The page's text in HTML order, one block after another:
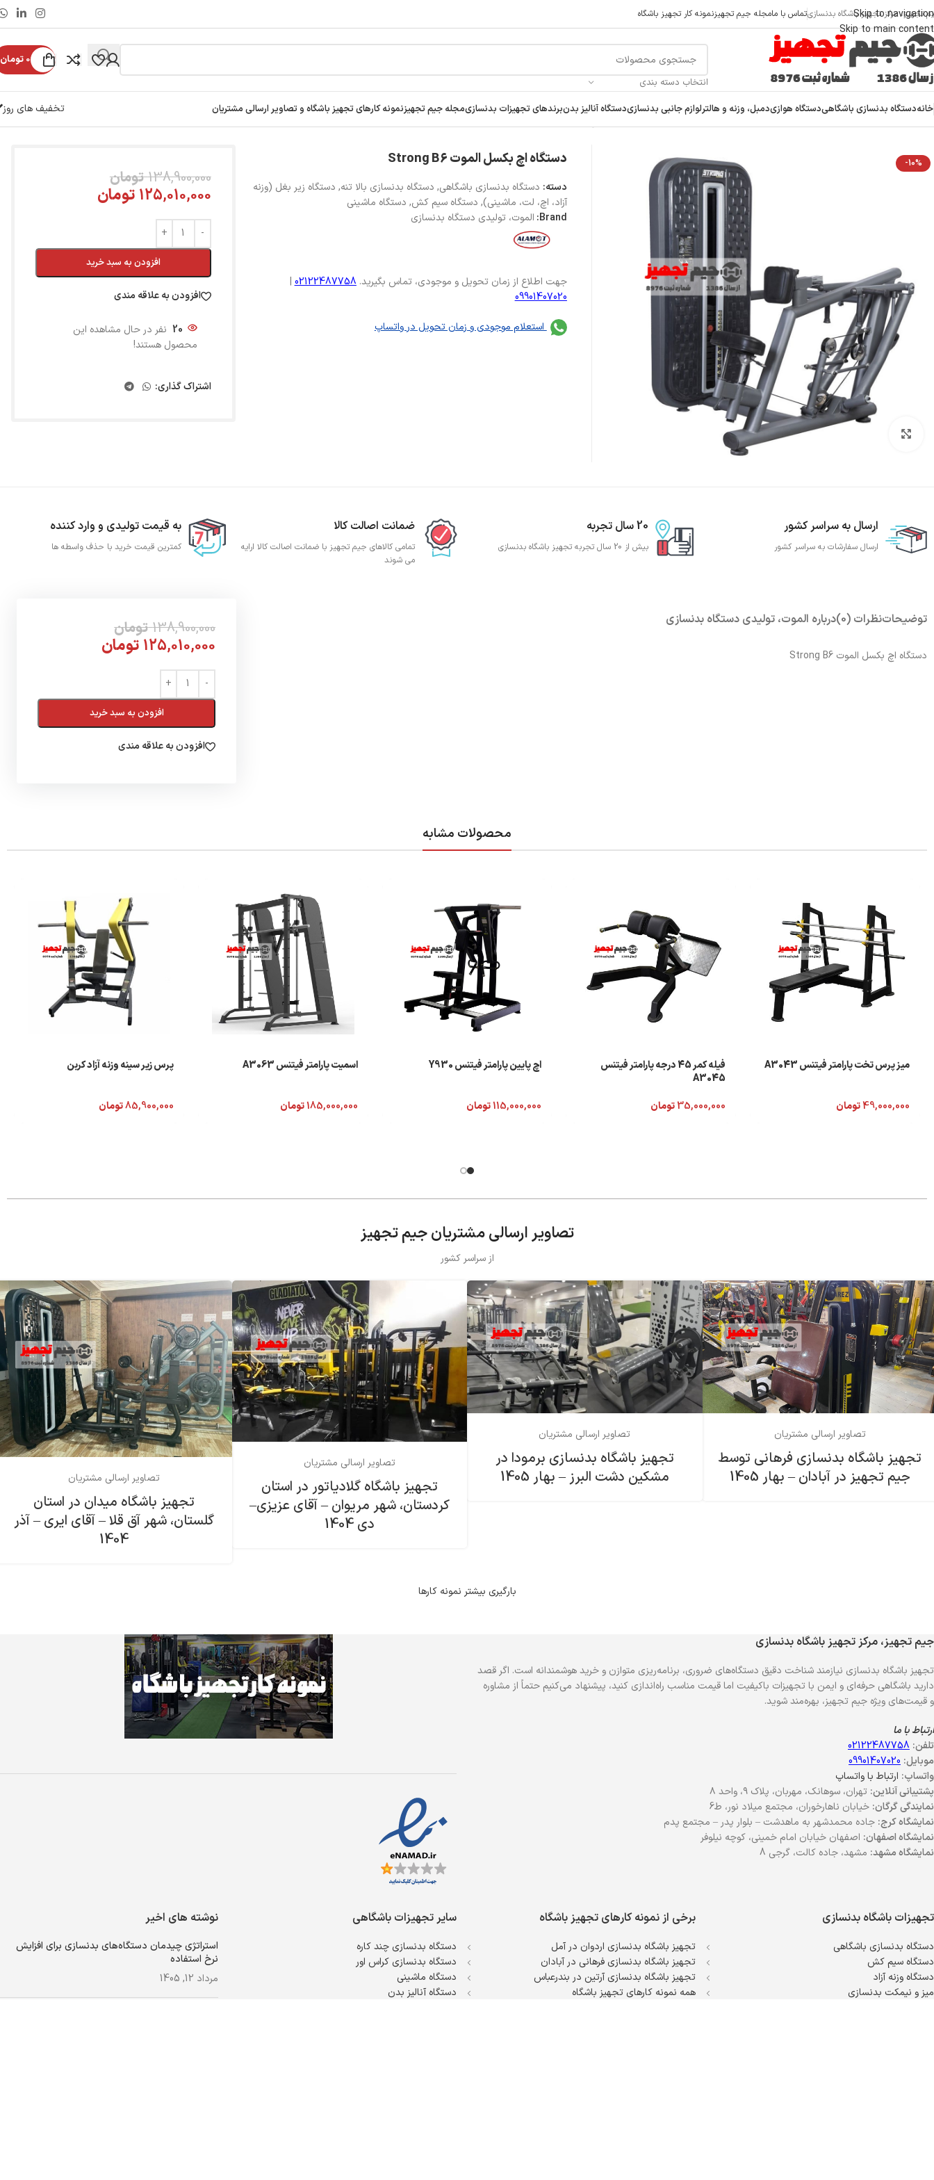
Skip to navigation
Skip to main content
تجهیز، مرکز تجهیز باشگاه بدنسازیتماس با مامجله جیم تجهیزنمونه کار تجهیز باشگاه
انتخاب دسته بندی
0 تومان
خانهدستگاه بدنسازی باشگاهیدستگاه هوازیدمبل، وزنه و هالترلوازم جانبی بدنسازیدستگاه آنالیز بدنبرندهای تجهیزات بدنسازیمجله جیم تجهیزنمونه کارهای تجهیز باشگاه و تصاویر ارسالی مشتریان
تخفیف های روز
-10% دستگاه اچ بکسل الموت Strong B6
دسته: دستگاه بدنسازی باشگاهی, دستگاه بدنسازی بالا تنه, دستگاه زیر بغل (وزنه
آزاد، اچ، لت، ماشینی), دستگاه سیم کش, دستگاه ماشینی
Brand: الموت، تولیدی دستگاه بدنسازی
جهت اطلاع از زمان تحویل و موجودی، تماس بگیرید.02122487758
|
09901407020
استعلام موجودی و زمان تحویل در واتساپ
138,900,000 تومان
125,010,000 تومان
افزودن به سبد خرید
افزودن به علاقه مندی
20 نفر در حال مشاهده این
محصول هستند!
اشتراک گذاری:
ارسال به سراسر کشور
ارسال سفارشات به سراسر کشور
20 سال تجربه
بیش از 20 سال تجربه تجهیز باشگاه بدنسازی
ضمانت اصالت کالا
تمامی کالاهای جیم تجهیز با ضمانت اصالت کالا ارایه
می شوند
به قیمت تولیدی و وارد کننده
کمترین قیمت خرید با حذف واسطه ها
توضیحاتنظرات (0) درباره الموت، تولیدی دستگاه بدنسازی
دستگاه اچ بکسل الموت Strong B6
138,900,000 تومان
125,010,000 تومان
افزودن به سبد خرید
افزودن به علاقه مندی
محصولات مشابه
میز پرس تخت پارامتر فیتنس A3043
49,000,000تومان
فیله کمر 45 درجه پارامتر فیتنس
A3045
35,000,000تومان
اچ پایین پارامتر فیتنس Y930
115,000,000تومان
اسمیت پارامتر فیتنس A3063
185,000,000تومان
پرس زیر سینه وزنه آزاد کربن
85,900,000تومان
تصاویر ارسالی مشتریان جیم تجهیز
از سراسر کشور
تصاویر ارسالی مشتریان
تجهیز باشگاه بدنسازی فرهاني توسط
جیم تجهیز در آبادان – بهار 1405
تصاویر ارسالی مشتریان
تجهیز باشگاه بدنسازی برمودا در
مشکین دشت البرز – بهار 1405
تصاویر ارسالی مشتریان
تجهیز باشگاه گلادیاتور در استان
کردستان، شهر مریوان – آقای عزیزی–
دی 1404
تصاویر ارسالی مشتریان
تجهیز باشگاه میدان در استان
گلستان، شهر آق قلا – آقای ایری – آذر
1404
بارگیری بیشتر نمونه کارها
جیم تجهیز، مرکز تجهیز باشگاه بدنسازی
تجهیز باشگاه بدنسازی نیازمند شناخت دقیق دستگاه‌های ضروری، برنامه‌ریزی متوازن و خرید هوشمندانه است. اگر قصد
دارید باشگاهی حرفه‌ای و ایمن با تجهیزات باکیفیت اما قیمت مناسب راه‌اندازی کنید، پیشنهاد می‌کنیم حتماً از مشاوره
و قیمت‌های ویژه جیم تجهیز، بهره‌مند شوید.
ارتباط با ما
تلفن: 02122487758
موبایل: 09901407020
واتساپ: ارتباط با واتساپ
پشتیبانی آنلاین: تهران، سوهانک، مهربان، پلاک ۹، واحد ۸
نمایندگی گرگان: خیابان ناهارخوران، مجتمع میلاد نور، ط6
نمایشگاه کرج: جاده محمدشهر به ماهدشت – بلوار پدر – مجتمع پدم
نمایشگاه اصفهان: اصفهان خیابان امام خمینی، کوچه نیلوفر
نمایشگاه مشهد: مشهد، جاده کالت، گرجی 8
تجهیزات باشگاه بدنسازی
دستگاه بدنسازی باشگاهی
دستگاه سیم کش
دستگاه وزنه آزاد
میز و نیمکت بدنسازی
برخی از نمونه کارهای تجهیز باشگاه
تجهیز باشگاه بدنسازی اردوان در آمل
تجهیز باشگاه بدنسازی فرهانی در آبادان
تجهیز باشگاه بدنسازی آرتین در بندرعباس
همه نمونه کارهای تجهیز باشگاه
سایر تجهیزات باشگاهی
دستگاه بدنسازی چند کاره
دستگاه بدنسازی کراس اور
دستگاه ماشینی
دستگاه آنالیز بدن
نوشته های اخیر
استراتژی چیدمان دستگاه‌های بدنسازی برای افزایش
نرخ استفاده
مرداد 12, 1405